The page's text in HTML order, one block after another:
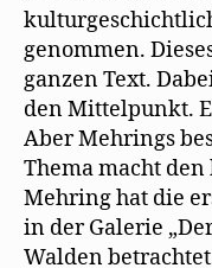
genommen.
ganzen Text.
den Mittelpunkt.
Aber Mehrings
Thema macht den
Mehring hat die
in der Galerie
Walden